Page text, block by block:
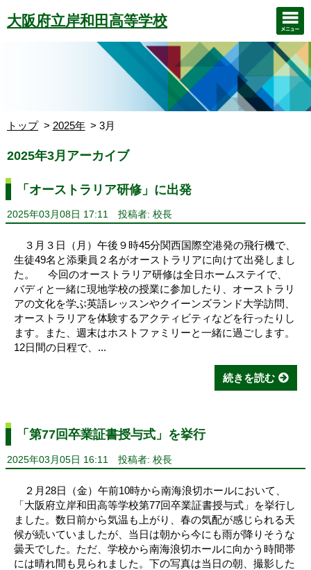
大阪府立岸和田高等学校
トップ 2025年 3月
2025年3月アーカイブ
「オーストラリア研修」に出発
2025年03月08日 17:11 投稿者: 校長
３月３日（月）午後９時45分関西国際空港発の飛行機で、
生徒49名と添乗員２名がオーストラリアに向けて出発しまし
た。 今回のオーストラリア研修は全日ホームステイで、
バディと一緒に現地学校の授業に参加したり、オーストラリ
アの文化を学ぶ英語レッスンやクイーンズランド大学訪問、
オーストラリアを体験するアクティビティなどを行ったりし
ます。また、週末はホストファミリーと一緒に過ごします。
12日間の日程で、...
続きを読む
「第77回卒業証書授与式」を挙行
2025年03月05日 16:11 投稿者: 校長
２月28日（金）午前10時から南海浪切ホールにおいて、
「大阪府立岸和田高等学校第77回卒業証書授与式」を挙行し
ました。数日前から気温も上がり、春の気配が感じられる天
候が続いていましたが、当日は朝から今にも雨が降りそうな
曇天でした。ただ、学校から南海浪切ホールに向かう時間帯
には晴れ間も見られました。下の写真は当日の朝、撮影した